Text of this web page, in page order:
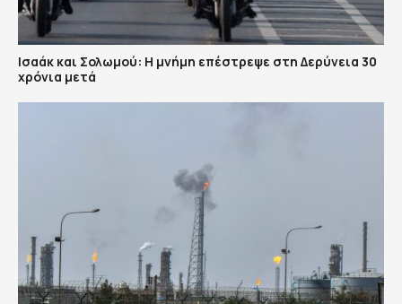
Ισαάκ και Σολωμού: Η μνήμη επέστρεψε στη Δερύνεια 30
χρόνια μετά